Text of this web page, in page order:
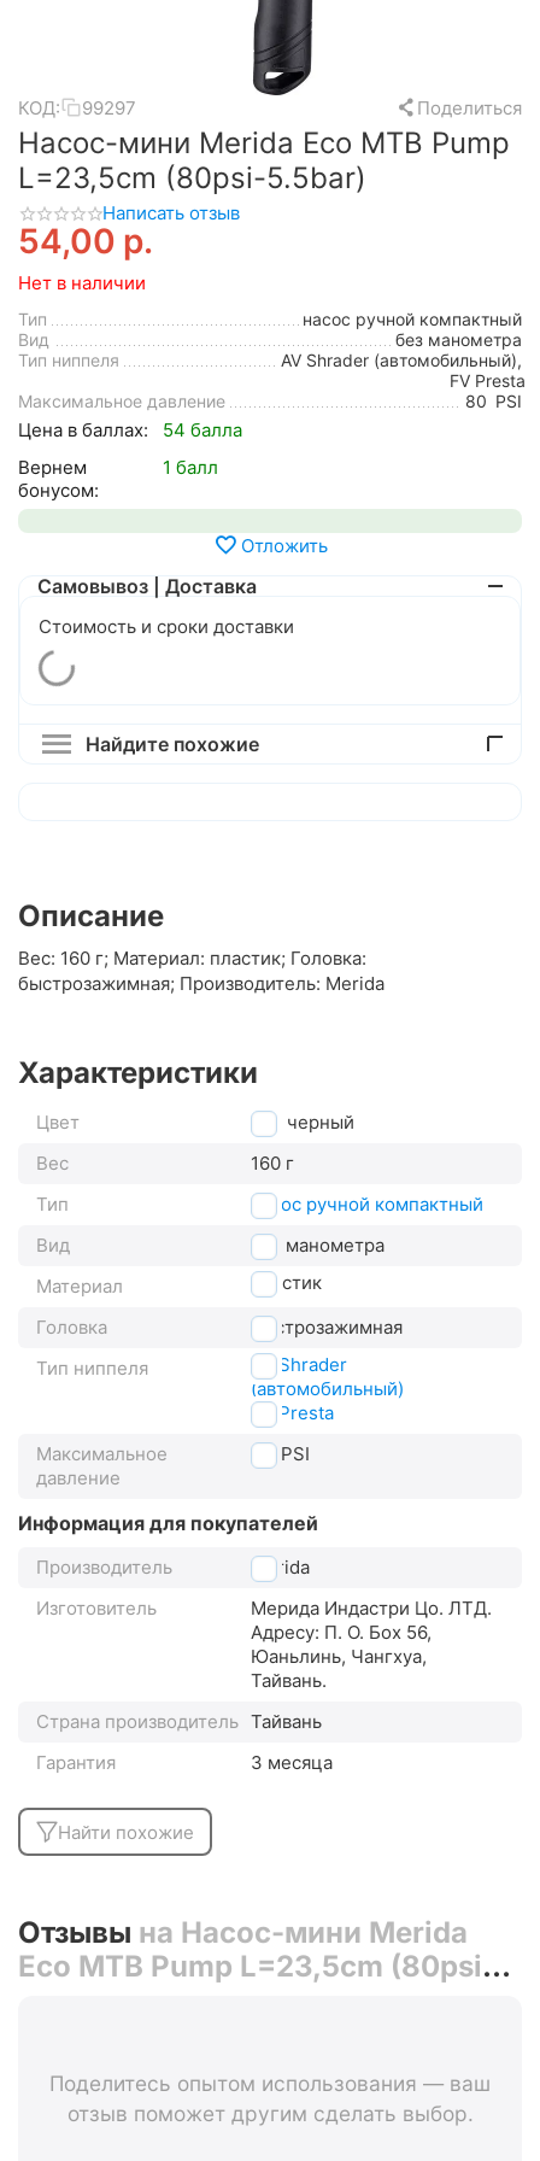
КОД: 99297 Поделиться
Насос-мини Merida Eco MTB Pump
L=23,5cm (80psi-5.5bar)
Написать отзыв
54,00 р.
Нет в наличии
Тип
насос ручной компактный
Вид
без манометра
Тип ниппеля
AV Shrader (автомобильный),
FV Presta
Максимальное давление
80 PSI
Цена в баллах:
54 балла
Вернем
бонусом:
1 балл
Отложить
Самовывоз | Доставка
Стоимость и сроки доставки
Найдите похожие
Описание
Вес: 160 г; Материал: пластик; Головка:
быстрозажимная; Производитель: Merida
Характеристики
Цвет
черный
Вес
160 г
Тип
насос ручной компактный
Вид
без манометра
Материал
пластик
Головка
быстрозажимная
Тип ниппеля
AV Shrader
(автомобильный)
FV Presta
Максимальное
давление
80 PSI
Информация для покупателей
Производитель
Merida
Изготовитель
Мерида Индастри Цо. ЛТД.
Адресу: П. О. Боx 56,
Юаньлинь, Чангхуа,
Тайвань.
Страна производитель Тайвань
Гарантия
3 месяца
Найти похожие
Отзывы на Насос-мини Merida
Eco MTB Pump L=23,5cm (80psi-
Поделитесь опытом использования — ваш
отзыв поможет другим сделать выбор.